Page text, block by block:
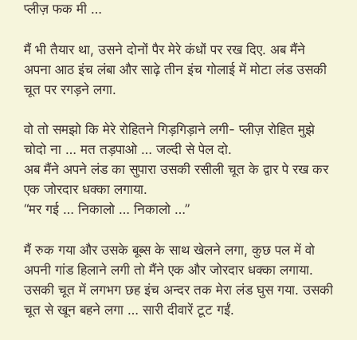
प्लीज़ फक मी …
मैं भी तैयार था, उसने दोनों पैर मेरे कंधों पर रख दिए. अब मैंने
अपना आठ इंच लंबा और साढ़े तीन इंच गोलाई में मोटा लंड उसकी
चूत पर रगड़ने लगा.
वो तो समझो कि मेरे रोहितने गिड़गिड़ाने लगी- प्लीज़ रोहित मुझे
चोदो ना … मत तड़पाओ … जल्दी से पेल दो.
अब मैंने अपने लंड का सुपारा उसकी रसीली चूत के द्वार पे रख कर
एक जोरदार धक्का लगाया.
“मर गई … निकालो … निकालो …”
मैं रुक गया और उसके बूब्स के साथ खेलने लगा, कुछ पल में वो
अपनी गांड हिलाने लगी तो मैंने एक और जोरदार धक्का लगाया.
उसकी चूत में लगभग छह इंच अन्दर तक मेरा लंड घुस गया. उसकी
चूत से खून बहने लगा … सारी दीवारें टूट गईं.